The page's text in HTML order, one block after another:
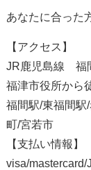
あなたに合った
【アクセス】
JR鹿児島線 福
福津市役所から
福間駅/東福間駅
町/宮若市
【支払い情報】
visa/